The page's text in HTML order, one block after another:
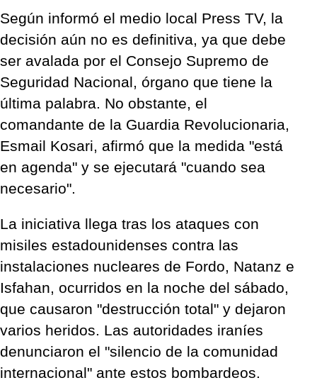
Según informó el medio local Press TV, la
decisión aún no es definitiva, ya que debe
ser avalada por el Consejo Supremo de
Seguridad Nacional, órgano que tiene la
última palabra. No obstante, el
comandante de la Guardia Revolucionaria,
Esmail Kosari, afirmó que la medida "está
en agenda" y se ejecutará "cuando sea
necesario".
La iniciativa llega tras los ataques con
misiles estadounidenses contra las
instalaciones nucleares de Fordo, Natanz e
Isfahan, ocurridos en la noche del sábado,
que causaron "destrucción total" y dejaron
varios heridos. Las autoridades iraníes
denunciaron el "silencio de la comunidad
internacional" ante estos bombardeos.